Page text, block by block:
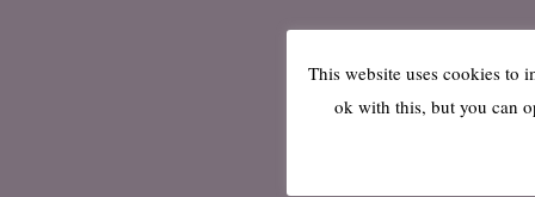
This website uses cookies to
ok with this, but you can